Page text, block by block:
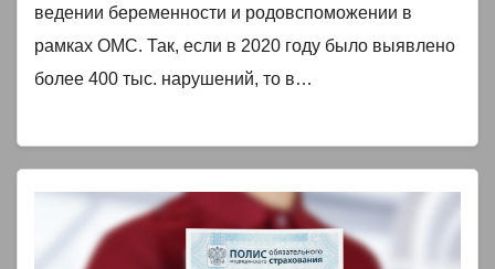
ведении беременности и родовспоможении в
рамках ОМС. Так, если в 2020 году было выявлено
более 400 тыс. нарушений, то в…